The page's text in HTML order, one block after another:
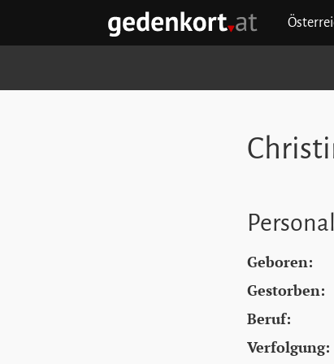
Zum Hauptinhalt springen
Zum Hauptmenü springen
Zu den Quicklinks springen
GEDENKORT - STARTSEITE
Geboren:
Gestorben:
Beruf:
Verfolgung: